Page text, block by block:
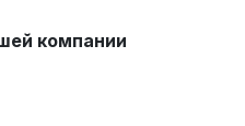
компании